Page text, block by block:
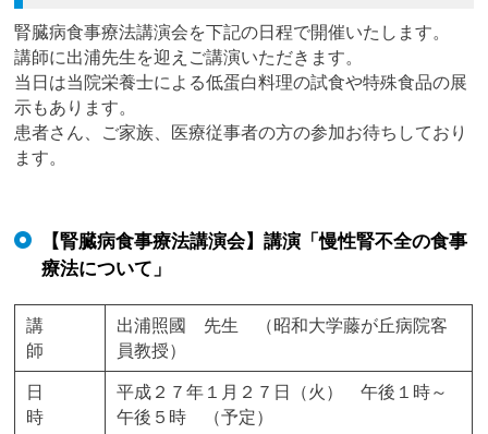
腎臓病食事療法講演会を下記の日程で開催いたします。
講師に出浦先生を迎えご講演いただきます。
当日は当院栄養士による低蛋白料理の試食や特殊食品の展
示もあります。
患者さん、ご家族、医療従事者の方の参加お待ちしており
ます。
【腎臓病食事療法講演会】講演「慢性腎不全の食事
療法について」
講
師
出浦照國 先生 （昭和大学藤が丘病院客
員教授）
日
時
平成２７年１月２７日（火） 午後１時～
午後５時 （予定）